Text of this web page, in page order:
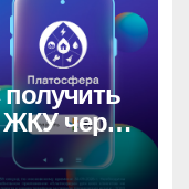
ЖКУ через